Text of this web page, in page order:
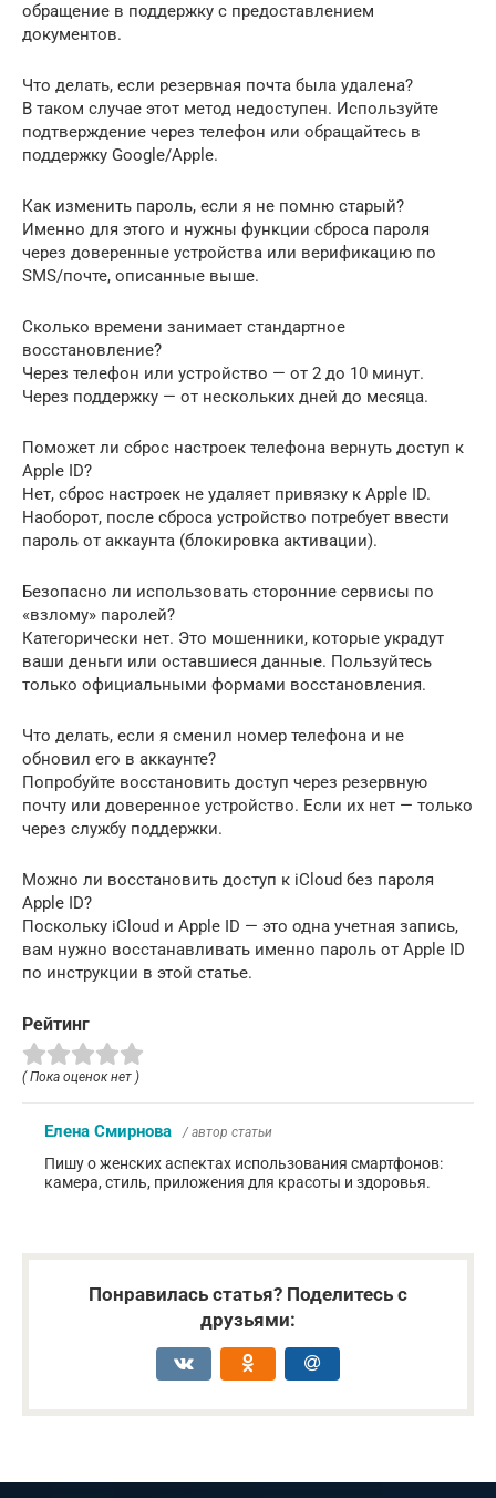
обращение в поддержку с предоставлением
документов.
Что делать, если резервная почта была удалена?
В таком случае этот метод недоступен. Используйте
подтверждение через телефон или обращайтесь в
поддержку Google/Apple.
Как изменить пароль, если я не помню старый?
Именно для этого и нужны функции сброса пароля
через доверенные устройства или верификацию по
SMS/почте, описанные выше.
Сколько времени занимает стандартное
восстановление?
Через телефон или устройство — от 2 до 10 минут.
Через поддержку — от нескольких дней до месяца.
Поможет ли сброс настроек телефона вернуть доступ к
Apple ID?
Нет, сброс настроек не удаляет привязку к Apple ID.
Наоборот, после сброса устройство потребует ввести
пароль от аккаунта (блокировка активации).
Безопасно ли использовать сторонние сервисы по
«взлому» паролей?
Категорически нет. Это мошенники, которые украдут
ваши деньги или оставшиеся данные. Пользуйтесь
только официальными формами восстановления.
Что делать, если я сменил номер телефона и не
обновил его в аккаунте?
Попробуйте восстановить доступ через резервную
почту или доверенное устройство. Если их нет — только
через службу поддержки.
Можно ли восстановить доступ к iCloud без пароля
Apple ID?
Поскольку iCloud и Apple ID — это одна учетная запись,
вам нужно восстанавливать именно пароль от Apple ID
по инструкции в этой статье.
Рейтинг
( Пока оценок нет )
Елена Смирнова / автор статьи
Пишу о женских аспектах использования смартфонов:
камера, стиль, приложения для красоты и здоровья.
Понравилась статья? Поделитесь с
друзьями: